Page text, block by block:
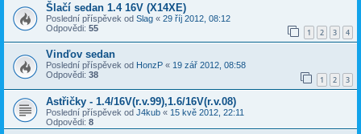
Šlačí sedan 1.4 16V (X14XE)
Poslední příspěvek od Slag « 29 říj 2012, 08:12
Odpovědi: 55 1 2 3 4
Vinďov sedan
Poslední příspěvek od HonzP « 19 zář 2012, 08:58
Odpovědi: 38 1 2 3
Astřičky - 1.4/16V(r.v.99),1.6/16V(r.v.08)
Poslední příspěvek od J4kub « 15 kvě 2012, 22:11
Odpovědi: 8